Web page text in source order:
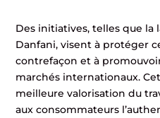
Des initiatives, telles que la
Danfani, visent à protéger
contrefaçon et à
marchés internationaux.
meilleure valorisation du
aux consommateurs